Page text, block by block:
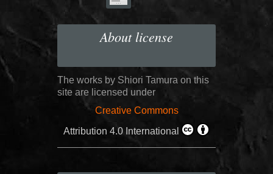
About license
The works by Shiori Tamura on this
site are licensed under
Creative Commons
Attribution 4.0 International